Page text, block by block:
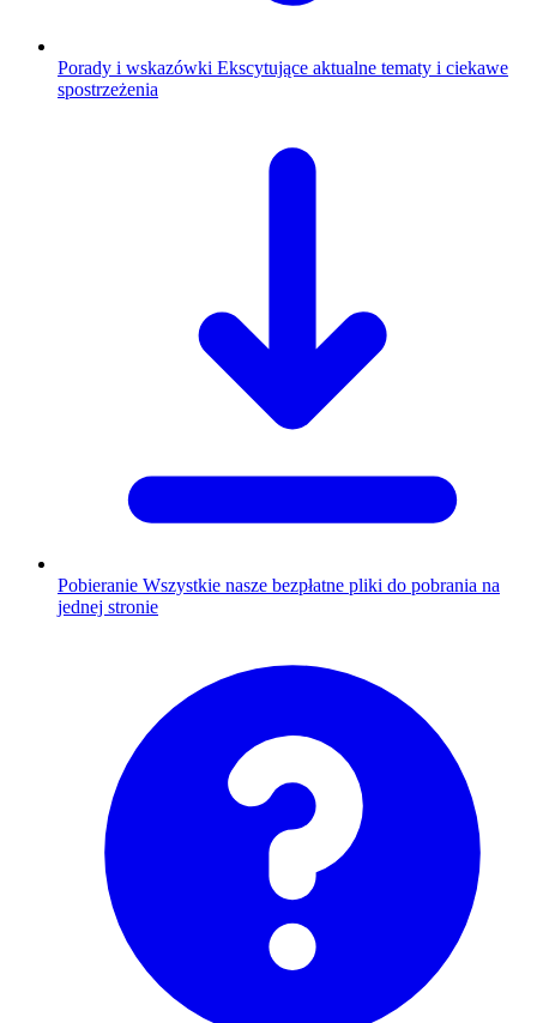
Porady i wskazówki Ekscytujące aktualne tematy i ciekawe
spostrzeżenia
Pobieranie Wszystkie nasze bezpłatne pliki do pobrania na
jednej stronie